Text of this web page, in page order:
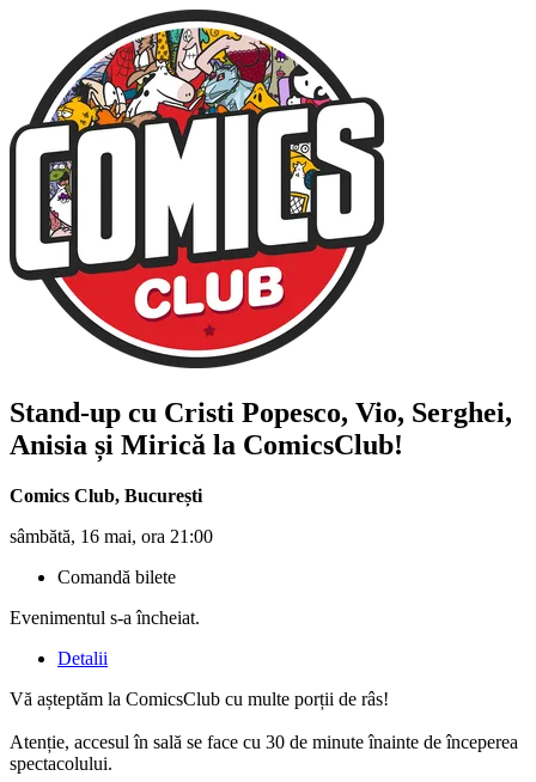
Stand-up cu Cristi Popesco, Vio, Serghei,
Anisia și Mirică la ComicsClub!
Comics Club, București
sâmbătă, 16 mai, ora 21:00
Comandă bilete
Evenimentul s-a încheiat.
Detalii
Vă așteptăm la ComicsClub cu multe porții de râs!
Atenție, accesul în sală se face cu 30 de minute înainte de începerea
spectacolului.